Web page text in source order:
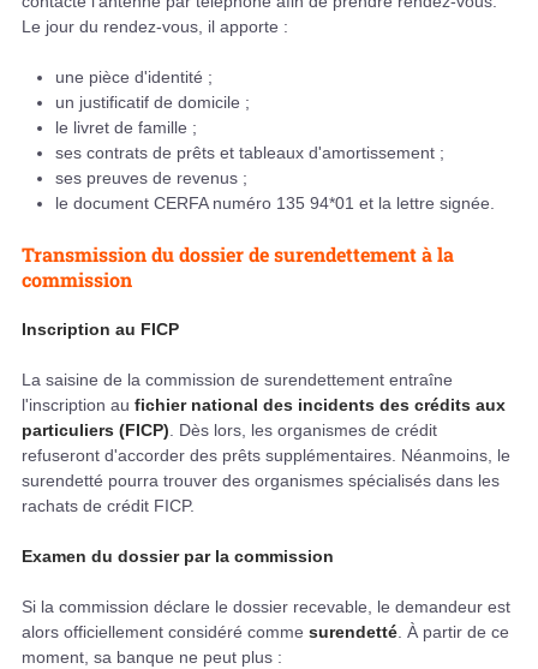
Le jour du rendez-vous, il apporte :
une pièce d'identité ;
un justificatif de domicile ;
le livret de famille ;
ses contrats de prêts et tableaux d'amortissement ;
ses preuves de revenus ;
le document CERFA numéro 135 94*01 et la lettre signée.
Transmission du dossier de surendettement à la
commission
Inscription au FICP
La saisine de la commission de surendettement entraîne
l'inscription au fichier national des incidents des crédits aux
particuliers (FICP) . Dès lors, les organismes de crédit
refuseront d'accorder des prêts supplémentaires. Néanmoins, le
surendetté pourra trouver des organismes spécialisés dans les
rachats de crédit FICP.
Examen du dossier par la commission
Si la commission déclare le dossier recevable, le demandeur est
alors officiellement considéré comme surendetté . À partir de ce
moment, sa banque ne peut plus :